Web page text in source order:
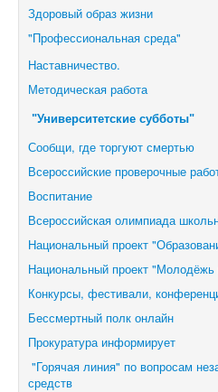
Здоровый образ жизни
"Профессиональная среда"
Наставничество.
Методическая работа
"Университетские субботы"
Сообщи, где торгуют смертью
Всероссийские проверочные
Воспитание
Всероссийская олимпиада
Национальный проект
Национальный проект "Молодёжь
Конкурсы, фестивали,
Бессмертный полк онлайн
Прокуратура информирует
"Горячая линия" по вопросам
средств